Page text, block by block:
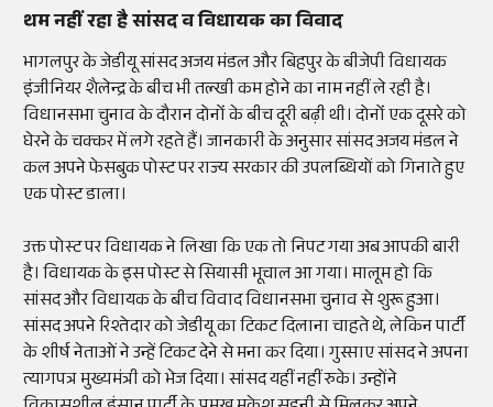
थम नहीं रहा है सांसद व विधायक का विवाद
भागलपुर के जेडीयू सांसद अजय मंडल और बिहपुर के बीजेपी विधायक
इंजीनियर शैलेन्द्र के बीच भी तल्खी कम होने का नाम नहीं ले रही है।
विधानसभा चुनाव के दौरान दोनोंं के बीच दूरी बढ़ी थी। दोनोंं एक दूसरे को
घेरने के चक्कर में लगे रहते हैं। जानकारी के अनुसार सांसद अजय मंडल ने
कल अपने फेसबुक पोस्ट पर राज्य सरकार की उपलब्धियों को गिनाते हुए
एक पोस्ट डाला।
उक्त पोस्ट पर विधायक ने लिखा कि एक तो निपट गया अब आपकी बारी
है। विधायक के इस पोस्ट से सियासी भूचाल आ गया। मालूम हो कि
सांसद और विधायक के बीच विवाद विधानसभा चुनाव से शुरू हुआ।
सांसद अपने रिश्तेदार को जेडीयू का टिकट दिलाना चाहते थे, लेकिन पार्टी
के शीर्ष नेताओं ने उन्हें टिकट देने से मना कर दिया। गुस्साए सांसद ने अपना
त्यागपत्र मुख्यमंत्री को भेज दिया। सांसद यहीं नहीं रुके। उन्होंने